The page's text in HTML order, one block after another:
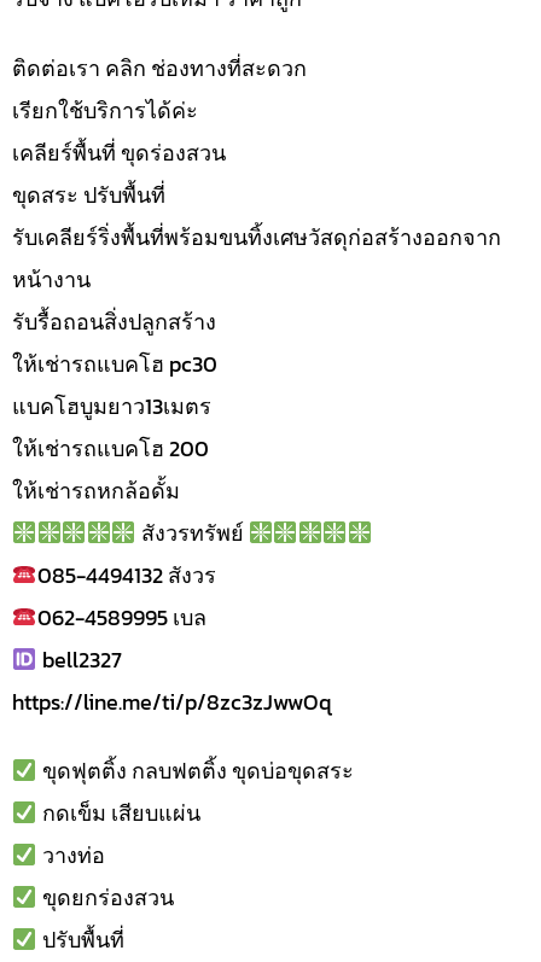
ติดต่อเรา คลิก ช่องทางที่สะดวก
เรียกใช้บริการได้ค่ะ
เคลียร์พื้นที่ ขุดร่องสวน
ขุดสระ ปรับพื้นที่
รับเคลียร์ริ่งพื้นที่พร้อมขนทิ้งเศษวัสดุก่อสร้างออกจาก
หน้างาน
รับรื้อถอนสิ่งปลูกสร้าง
ให้เช่ารถแบคโฮ pc30
แบคโฮบูมยาว13เมตร
ให้เช่ารถแบคโฮ 200
ให้เช่ารถหกล้อดั้ม
สังวรทรัพย์
085-4494132 สังวร
062-4589995 เบล
bell2327
https://line.me/ti/p/8zc3zJwwOq
ขุดฟุตติ้ง กลบฟตติ้ง ขุดบ่อขุดสระ
กดเข็ม เสียบแผ่น
วางท่อ
ขุดยกร่องสวน
ปรับพื้นที่